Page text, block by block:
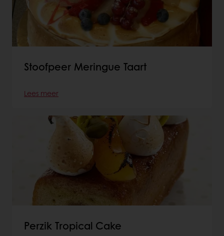
Stoofpeer Meringue Taart
Lees meer
Perzik Tropical Cake